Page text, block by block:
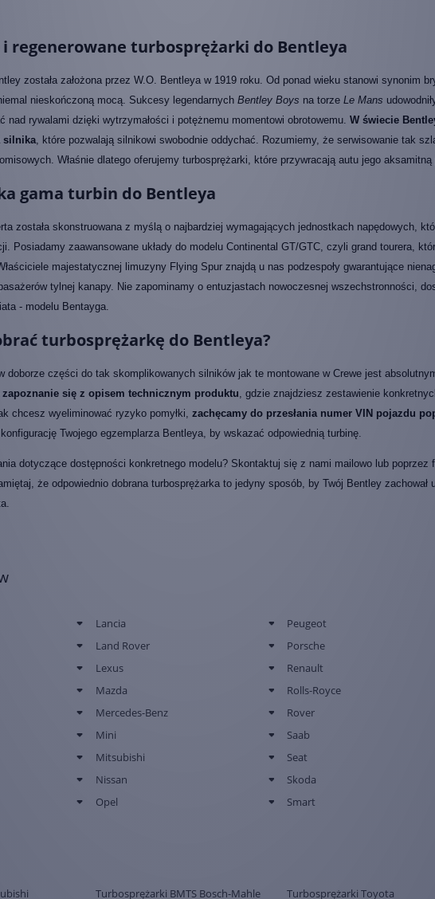
i regenerowane turbosprężarki do Bentleya
została założona przez W.O. Bentleya w 1919 roku. Od ponad wieku stanowi synonim
nieskończoną mocą. Sukcesy legendarnych Bentley Boys na torze Le Mans
nad rywalami dzięki wytrzymałości i potężnemu momentowi obrotowemu. W świecie
silnika , które pozwalają silnikowi swobodnie oddychać. Rozumiemy, że serwisowanie tak
Właśnie dlatego oferujemy turbosprężarki, które przywracają autu jego
gama turbin do Bentleya
została skonstruowana z myślą o najbardziej wymagających jednostkach napędowych,
Posiadamy zaawansowane układy do modelu Continental GT/GTC, czyli grand tourera,
majestatycznej limuzyny Flying Spur znajdą u nas podzespoły gwarantujące
tylnej kanapy. Nie zapominamy o entuzjastach nowoczesnej wszechstronności,
- modelu Bentayga.
turbosprężarkę do Bentleya?
doborze części do tak skomplikowanych silników jak te montowane w Crewe jest
zapoznanie się z opisem technicznym produktu, gdzie znajdziesz zestawienie
chcesz wyeliminować ryzyko pomyłki, zachęcamy do przesłania numer VIN pojazdu
Twojego egzemplarza Bentleya, by wskazać odpowiednią turbinę.
dotyczące dostępności konkretnego modelu? Skontaktuj się z nami mailowo lub
że odpowiednio dobrana turbosprężarka to jedyny sposób, by Twój Bentley
Lancia
Land Rover
Lexus
Mazda
Mercedes-Benz
Mini
Mitsubishi
Nissan
Opel
Peugeot
Porsche
Renault
Rolls-Royce
Rover
Saab
Seat
Skoda
Smart
Turbosprężarki BMTS Bosch-Mahle Turbosprężarki Toyota